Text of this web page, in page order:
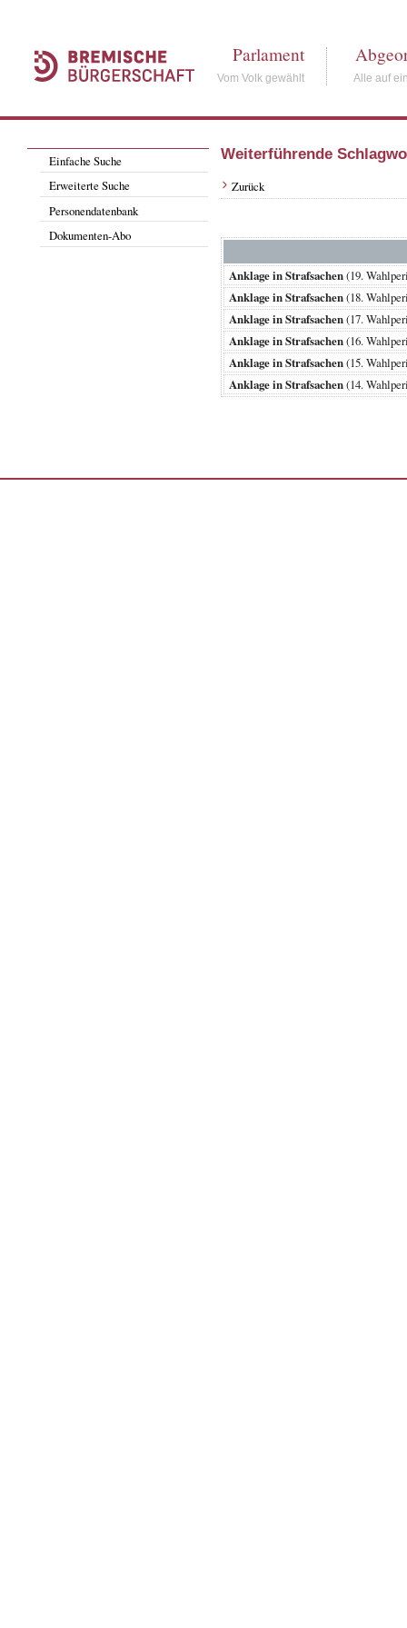
Parlament
Vom Volk gewählt Alle auf
Einfache Suche
Erweiterte Suche
Personendatenbank
Dokumenten-Abo
Weiterführende
Zurück
Anklage in Strafsachen(19.
Anklage in Strafsachen(18.
Anklage in Strafsachen(17.
Anklage in Strafsachen(16.
Anklage in Strafsachen(15.
Anklage in Strafsachen(14.